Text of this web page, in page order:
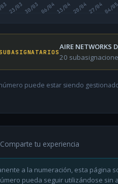
23/03 30/03 06/0413/04 20/0427/0404/05
AIRE NETWORKS
20
puede estar siendo
Comparte tu experiencia
a la numeración, esta página
pueda seguir utilizándose